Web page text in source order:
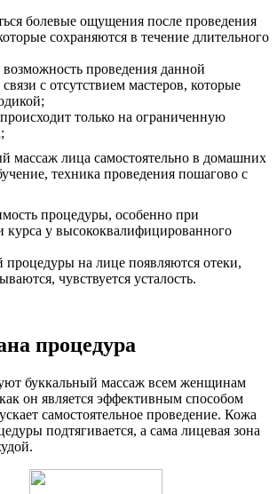
болевые ощущения после проведения
сохраняются в течение длительного
возможность проведения данной
с отсутствием мастеров, которые
только на ограниченную
процедуры, особенно при
курса у высококвалифицированного
процедуры на лице появляются отеки,
чувствуется усталость.
процедура
буккальный массаж всем женщинам
он является эффективным способом
самостоятельное проведение. Кожа
подтягивается, а сама лицевая зона